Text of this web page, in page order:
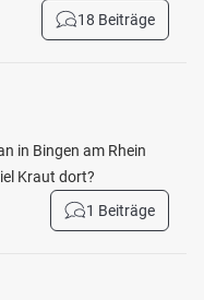
18 Beiträge
in Bingen am Rhein
Kraut dort?
1 Beiträge